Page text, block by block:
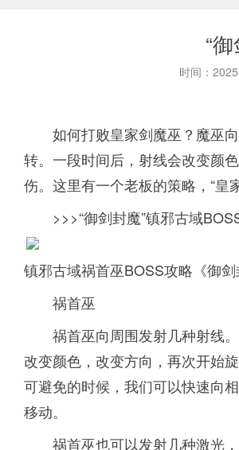
“
时间：
如何打败皇家剑魔巫？魔巫
转。一段时间后，射线会改变颜
伤。这里有一个老板的策略，“皇
>>>“御剑封魔”镇邪古域
镇邪古域祸首巫BOSS攻略《御剑
祸首巫
祸首巫向周围发射几种射线
改变颜色，改变方向，再次开始
可避免的时候，我们可以快速向
移动。
祸首巫也可以发射几种激光